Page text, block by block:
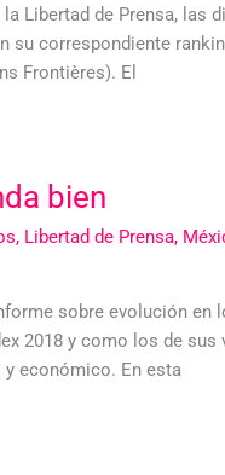
Libertad de Prensa, las
correspondiente
Frontières). El
bien
, Libertad de Prensa,
sobre evolución en
2018 y como los de sus
económico. En esta